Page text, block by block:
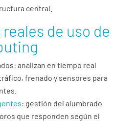
central.
de uso de
analizan en tiempo real
frenado y sensores para
: gestión del alumbrado
que responden según el